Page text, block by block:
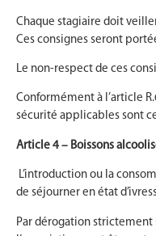
Chaque stagiaire doit
Ces consignes seront
Le non-respect de ces
Conformément à l’article
sécurité applicables sont
Article 4 – Boissons
L’introduction ou la
de séjourner en état
Par dérogation